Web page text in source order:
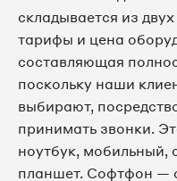
8
8
8
8
складывается из
тарифы и цена
составляющая
поскольку наши
выбирают,
принимать звонки.
ноутбук, мобильный,
планшет. Софтфон —